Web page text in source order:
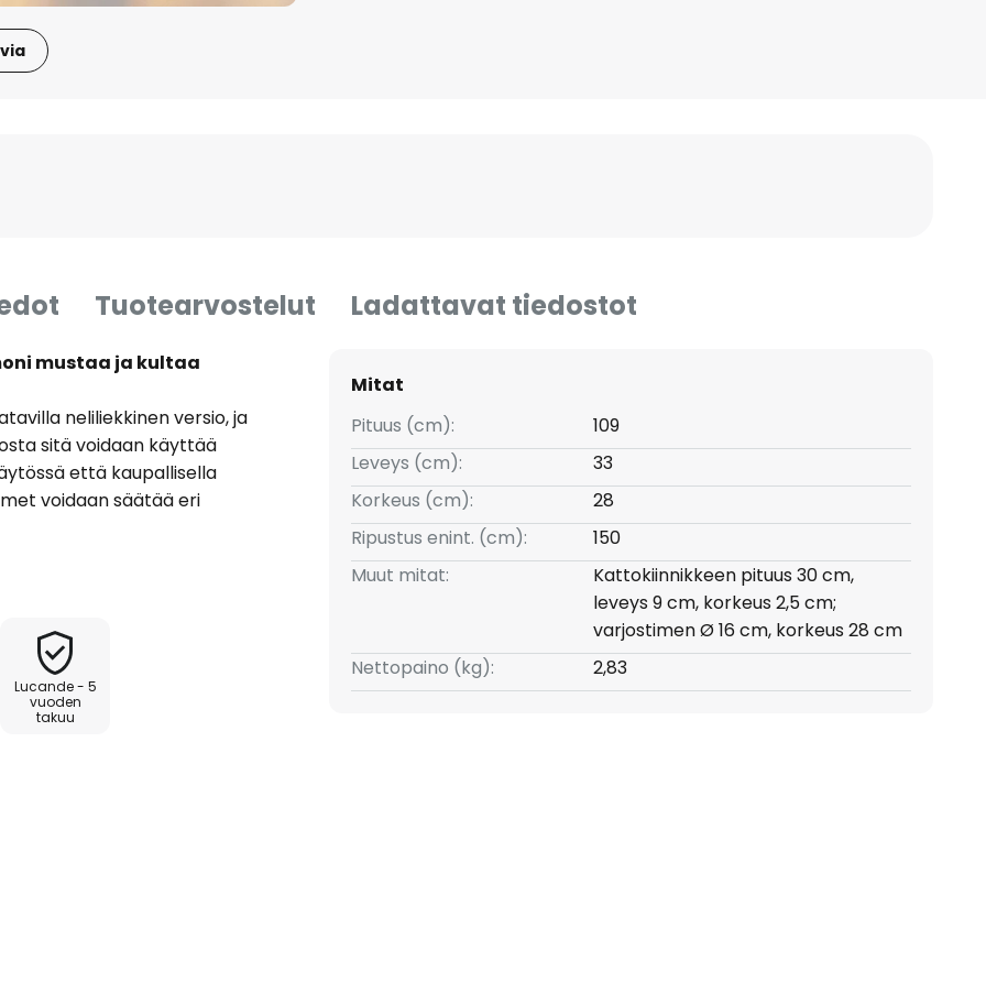
Tuotearvostelut Ladattavat tiedostot
mustaa ja kultaa
neliliekkinen versio, ja
sitä voidaan käyttää
että kaupallisella
voidaan säätää eri
säätää tarkasti.
Lucande - 5
vuoden
takuu
Mitat
Pituus (cm):
109
Leveys (cm):
33
Korkeus (cm):
28
Ripustus enint. (cm):
150
Muut mitat:
Kattokiinnikkeen pituus 30 cm,
leveys 9 cm, korkeus 2,5 cm;
varjostimen Ø 16 cm, korkeus 28 cm
Nettopaino (kg):
2,83